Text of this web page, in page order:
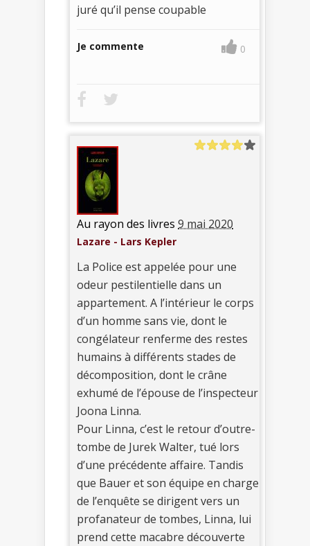
juré qu’il pense coupable
Je commente 0
Au rayon des livres 9 mai 2020
Lazare - Lars Kepler
La Police est appelée pour une
odeur pestilentielle dans un
appartement. A l’intérieur le corps
d’un homme sans vie, dont le
congélateur renferme des restes
humains à différents stades de
décomposition, dont le crâne
exhumé de l’épouse de l’inspecteur
Joona Linna.
Pour Linna, c’est le retour d’outre-
tombe de Jurek Walter, tué lors
d’une précédente affaire. Tandis
que Bauer et son équipe en charge
de l’enquête se dirigent vers un
profanateur de tombes, Linna, lui
prend cette macabre découverte